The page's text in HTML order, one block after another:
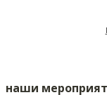
наши